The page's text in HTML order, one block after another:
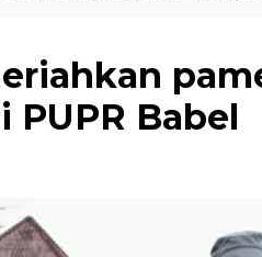
Babel